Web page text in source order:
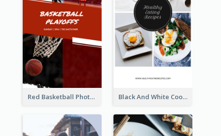
Red Basketball Photo Basketball Playoffs Instagram Story Black And White Cooking Recipes Instagram Story